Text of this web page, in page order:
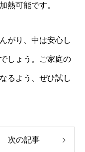
熱可能です。
がり、中は安心し
しょう。ご家庭の
るよう、ぜひ試し
次の記事